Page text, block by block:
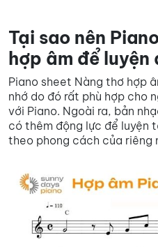
Tại sao nên
hợp âm để luyện
Piano sheet Nàng thơ hợp
nhớ do đó rất phù hợp cho
với Piano. Ngoài ra, bản
có thêm động lực để luyện
theo phong cách của riêng